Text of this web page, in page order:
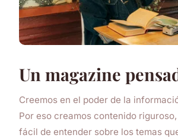
Un magazine
Creemos en el poder de la
Por eso creamos contenido
fácil de entender sobre los temas